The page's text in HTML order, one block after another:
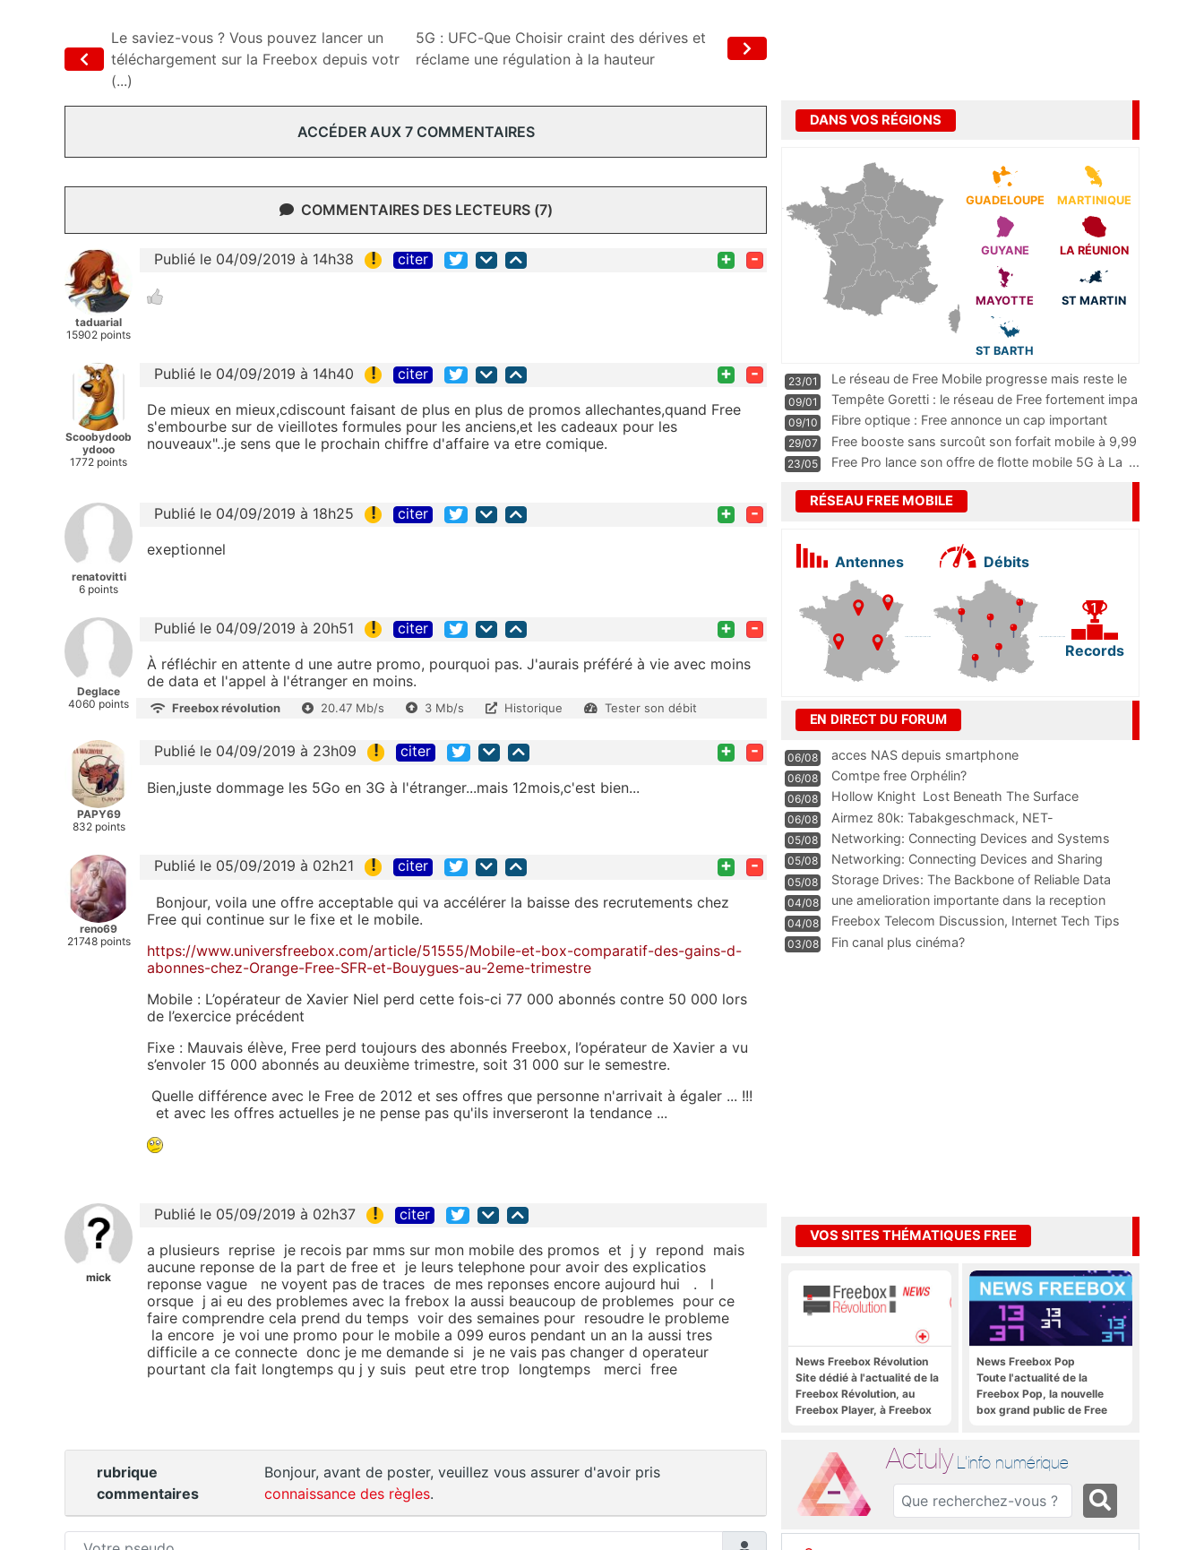
Le saviez-vous ? Vous pouvez lancer un
téléchargement sur la Freebox depuis votr
(...)
5G : UFC-Que Choisir craint des dérives et
réclame une régulation à la hauteur
ACCÉDER AUX 7 COMMENTAIRES
COMMENTAIRES DES LECTEURS (7)
taduarial
15902 points
Publié le 04/09/2019 à 14h38 ! citer + -
Scoobydoob
ydooo
1772 points
Publié le 04/09/2019 à 14h40 ! citer + -
De mieux en mieux,cdiscount faisant de plus en plus de promos allechantes,quand Free
s'embourbe sur de vieillotes formules pour les anciens,et les cadeaux pour les
nouveaux"..je sens que le prochain chiffre d'affaire va etre comique.
renatovitti
6 points
Publié le 04/09/2019 à 18h25 ! citer + -
exeptionnel
Deglace
4060 points
Publié le 04/09/2019 à 20h51 ! citer + -
À réfléchir en attente d une autre promo, pourquoi pas. J'aurais préféré à vie avec moins
de data et l'appel à l'étranger en moins.
Freebox révolution 20.47 Mb/s 3 Mb/s Historique Tester son débit
PAPY69
832 points
Publié le 04/09/2019 à 23h09 ! citer + -
Bien,juste dommage les 5Go en 3G à l'étranger...mais 12mois,c'est bien...
reno69
21748 points
Publié le 05/09/2019 à 02h21 ! citer + -
Bonjour, voila une offre acceptable qui va accélérer la baisse des recrutements chez
Free qui continue sur le fixe et le mobile.
https://www.universfreebox.com/article/51555/Mobile-et-box-comparatif-des-gains-d-
abonnes-chez-Orange-Free-SFR-et-Bouygues-au-2eme-trimestre
Mobile : L’opérateur de Xavier Niel perd cette fois-ci 77 000 abonnés contre 50 000 lors
de l’exercice précédent
Fixe : Mauvais élève, Free perd toujours des abonnés Freebox, l’opérateur de Xavier a vu
s’envoler 15 000 abonnés au deuxième trimestre, soit 31 000 sur le semestre.
Quelle différence avec le Free de 2012 et ses offres que personne n'arrivait à égaler ... !!!
et avec les offres actuelles je ne pense pas qu'ils inverseront la tendance ...
mick
Publié le 05/09/2019 à 02h37 ! citer
a plusieurs reprise je recois par mms sur mon mobile des promos et j y repond mais
aucune reponse de la part de free et je leurs telephone pour avoir des explicatios
reponse vague ne voyent pas de traces de mes reponses encore aujourd hui . l
orsque j ai eu des problemes avec la frebox la aussi beaucoup de problemes pour ce
faire comprendre cela prend du temps voir des semaines pour resoudre le probleme
la encore je voi une promo pour le mobile a 099 euros pendant un an la aussi tres
difficile a ce connecte donc je me demande si je ne vais pas changer d operateur
pourtant cla fait longtemps qu j y suis peut etre trop longtemps merci free
rubrique
commentaires
Bonjour, avant de poster, veuillez vous assurer d'avoir pris
connaissance des règles.
DANS VOS RÉGIONS
GUADELOUPE MARTINIQUE
GUYANE LA RÉUNION
MAYOTTE ST MARTIN
ST BARTH
23/01
Le réseau de Free Mobile progresse mais reste le
m
...
09/01
Tempête Goretti : le réseau de Free fortement impa
09/10
Fibre optique : Free annonce un cap important
pass
...
29/07
Free booste sans surcoût son forfait mobile à 9,99
23/05 Free Pro lance son offre de flotte mobile 5G à La ...
RÉSEAU FREE MOBILE
Antennes Débits
Records
EN DIRECT DU FORUM
06/08 acces NAS depuis smartphone
06/08 Comtpe free Orphélin?
06/08 Hollow Knight  Lost Beneath The Surface
06/08
Airmez 80k: Tabakgeschmack, NET-
Technologie und Leistung im
05/08 Networking: Connecting Devices and Systems
05/08
Networking: Connecting Devices and Sharing
Information
05/08
Storage Drives: The Backbone of Reliable Data
Management
04/08
une amelioration importante dans la reception
WIFI
04/08
Freebox Telecom Discussion, Internet Tech Tips
Communi
03/08 Fin canal plus cinéma?
VOS SITES THÉMATIQUES FREE
News Freebox Révolution
Site dédié à l'actualité de la
Freebox Révolution, au
Freebox Player, à Freebox
News Freebox Pop
Toute l'actualité de la
Freebox Pop, la nouvelle
box grand public de Free
Actuly L'info numérique